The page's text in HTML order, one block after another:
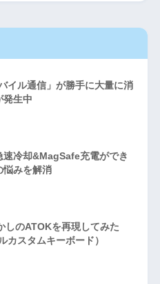
イル通信」が勝手に大量に消
発生中
速冷却&MagSafe充電ができ
悩みを解消
しのATOKを再現してみた
カスタムキーボード）